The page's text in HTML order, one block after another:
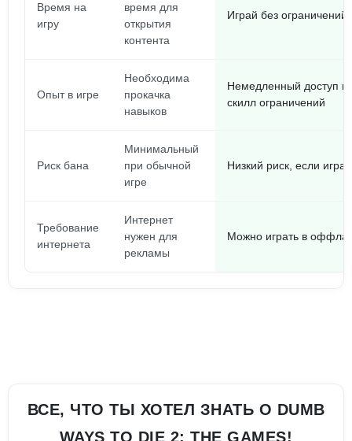
Время на
игру
время для
открытия
контента
Играй без
Опыт в игре
Необходима
прокачка
навыков
Немедленный доступ
скилл ограничений
Риск бана
Минимальный
при обычной
игре
Низкий риск, если
Требование
интернета
Интернет
нужен для
рекламы
Можно играть в
ВСЕ, ЧТО ТЫ ХОТЕЛ ЗНАТЬ О DUMB
WAYS TO DIE 2: THE GAMES!